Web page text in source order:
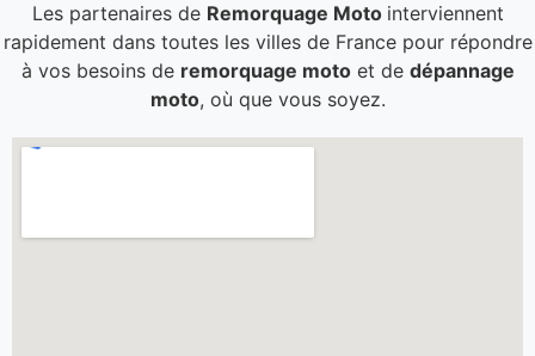
Les partenaires de Remorquage Moto interviennent
rapidement dans toutes les villes de France pour répondre
à vos besoins de remorquage motoet de dépannage
moto, où que vous soyez.